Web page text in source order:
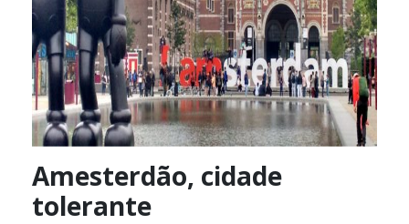
Amesterdão, cidade
tolerante